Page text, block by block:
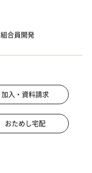
組合員開発
加入・資料請求
おためし宅配